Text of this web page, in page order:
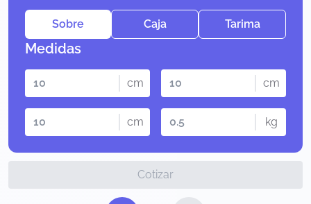
Sobre Caja Tarima
Medidas
cm cm
cm kg
Cotizar